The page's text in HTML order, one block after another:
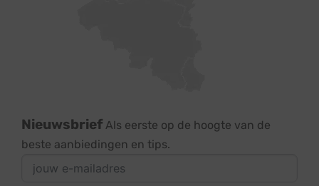
Nieuwsbrief Als eerste op de hoogte van de
beste aanbiedingen en tips.